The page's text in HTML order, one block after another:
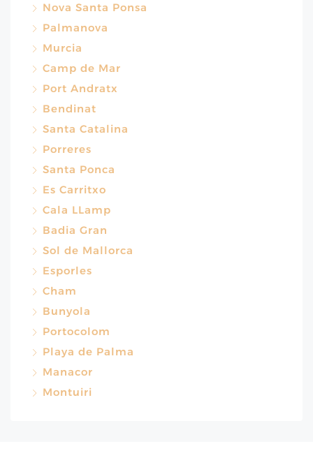
Nova Santa Ponsa
Palmanova
Murcia
Camp de Mar
Port Andratx
Bendinat
Santa Catalina
Porreres
Santa Ponca
Es Carritxo
Cala LLamp
Badia Gran
Sol de Mallorca
Esporles
Cham
Bunyola
Portocolom
Playa de Palma
Manacor
Montuiri